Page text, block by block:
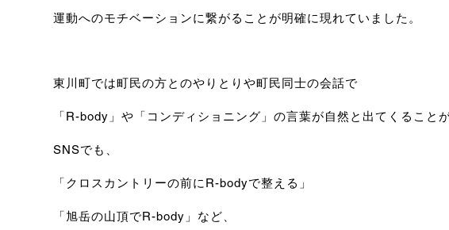
運動へのモチベーションに繋がることが明確に現れていました。
東川町では町民の方とのやりとりや町民同士の会話で
「R-body」や「コンディショニング」の言葉が自然と出てくること
SNSでも、
「クロスカントリーの前にR-bodyで整える」
「旭岳の山頂でR-body」など、